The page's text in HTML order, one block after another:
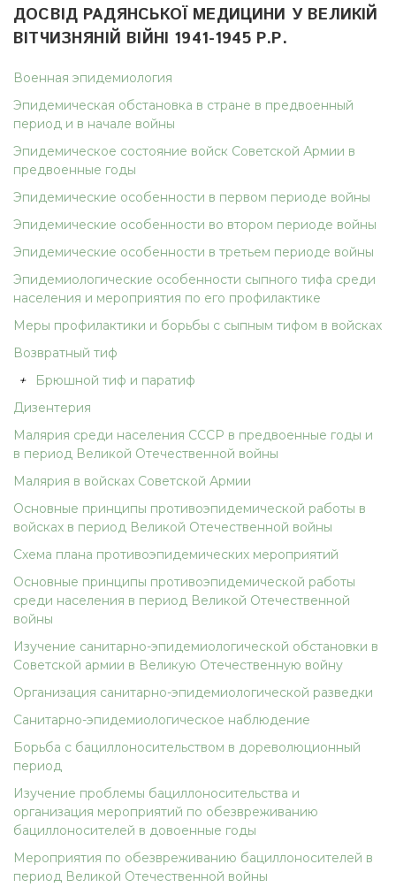
ДОСВІД РАДЯНСЬКОЇ МЕДИЦИНИ У ВЕЛИКІЙ
ВІТЧИЗНЯНІЙ ВІЙНІ 1941-1945 Р.Р.
Военная эпидемиология
Эпидемическая обстановка в стране в предвоенный
период и в начале войны
Эпидемическое состояние войск Советской Армии в
предвоенные годы
Эпидемические особенности в первом периоде войны
Эпидемические особенности во втором периоде войны
Эпидемические особенности в третьем периоде войны
Эпидемиологические особенности сыпного тифа среди
населения и мероприятия по его профилактике
Меры профилактики и борьбы с сыпным тифом в войсках
Возвратный тиф
+
Брюшной тиф и паратиф
Дизентерия
Малярия среди населения СССР в предвоенные годы и
в период Великой Отечественной войны
Малярия в войсках Советской Армии
Основные принципы противоэпидемической работы в
войсках в период Великой Отечественной войны
Схема плана противоэпидемических мероприятий
Основные принципы противоэпидемической работы
среди населения в период Великой Отечественной
войны
Изучение санитарно-эпидемиологической обстановки в
Советской армии в Великую Отечественную войну
Организация санитарно-эпидемиологической разведки
Санитарно-эпидемиологическое наблюдение
Борьба с бациллоносительством в дореволюционный
период
Изучение проблемы бациллоносительства и
организация мероприятий по обезвреживанию
бациллоносителей в довоенные годы
Мероприятия по обезвреживанию бациллоносителей в
период Великой Отечественной войны